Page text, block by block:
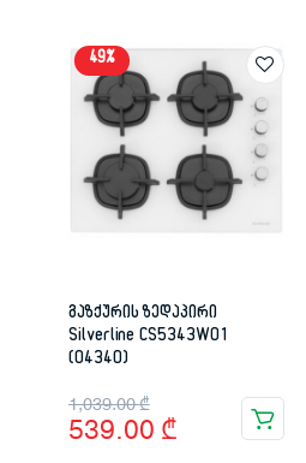
49%
გაზქურის ზედაპირი
Silverline CS5343W01
(04340)
1,039.00₾
Original
price
539.00 ₾
Current
price